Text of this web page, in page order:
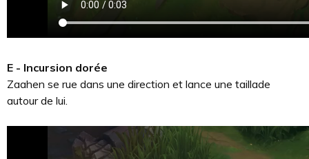
E - Incursion dorée
Zaahen se rue dans une direction et lance une taillade
autour de lui.